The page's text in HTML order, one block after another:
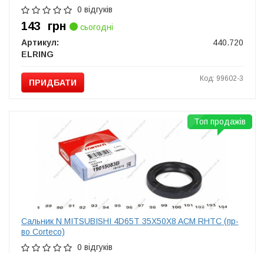
0 відгуків
143 грн
сьогодні
Артикул:
440.720
ELRING
ПРИДБАТИ Код: 99602-3
Сальник N MITSUBISHI 4D65T 35X50X8 ACM RHTC (пр-
во Corteco)
0 відгуків
Топ продажів